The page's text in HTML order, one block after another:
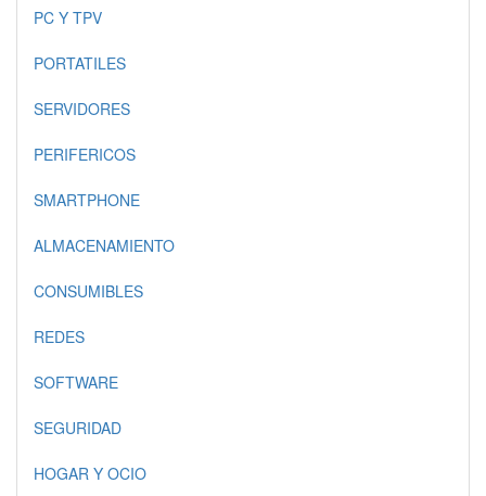
PC Y TPV
PORTATILES
SERVIDORES
PERIFERICOS
SMARTPHONE
ALMACENAMIENTO
CONSUMIBLES
REDES
SOFTWARE
SEGURIDAD
HOGAR Y OCIO